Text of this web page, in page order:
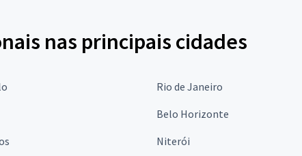
nas principais cidades
Rio de Janeiro
Belo Horizonte
Niterói